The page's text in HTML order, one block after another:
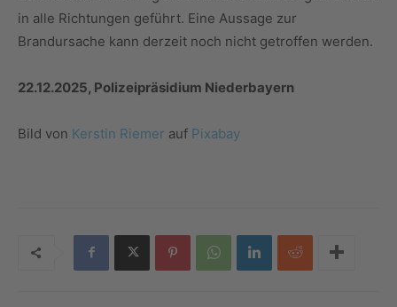
in alle Richtungen geführt. Eine Aussage zur
Brandursache kann derzeit noch nicht getroffen werden.
22.12.2025, Polizeipräsidium Niederbayern
Bild von Kerstin Riemer auf Pixabay